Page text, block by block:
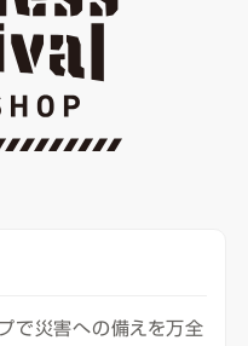
で災害への備えを万全